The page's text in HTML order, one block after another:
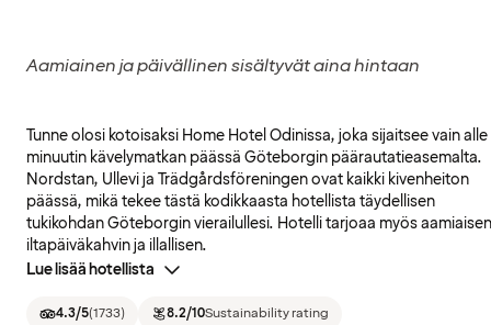
Aamiainen ja päivällinen sisältyvät aina hintaan
Tunne olosi kotoisaksi Home Hotel Odinissa, joka sijaitsee vain alle
minuutin kävelymatkan päässä Göteborgin päärautatieasemalta.
Nordstan, Ullevi ja Trädgårdsföreningen ovat kaikki kivenheiton
päässä, mikä tekee tästä kodikkaasta hotellista täydellisen
tukikohdan Göteborgin vierailullesi. Hotelli tarjoaa myös
iltapäiväkahvin ja illallisen.
Lue lisää hotellista
4.3/5(1733) 8.2/10Sustainability rating